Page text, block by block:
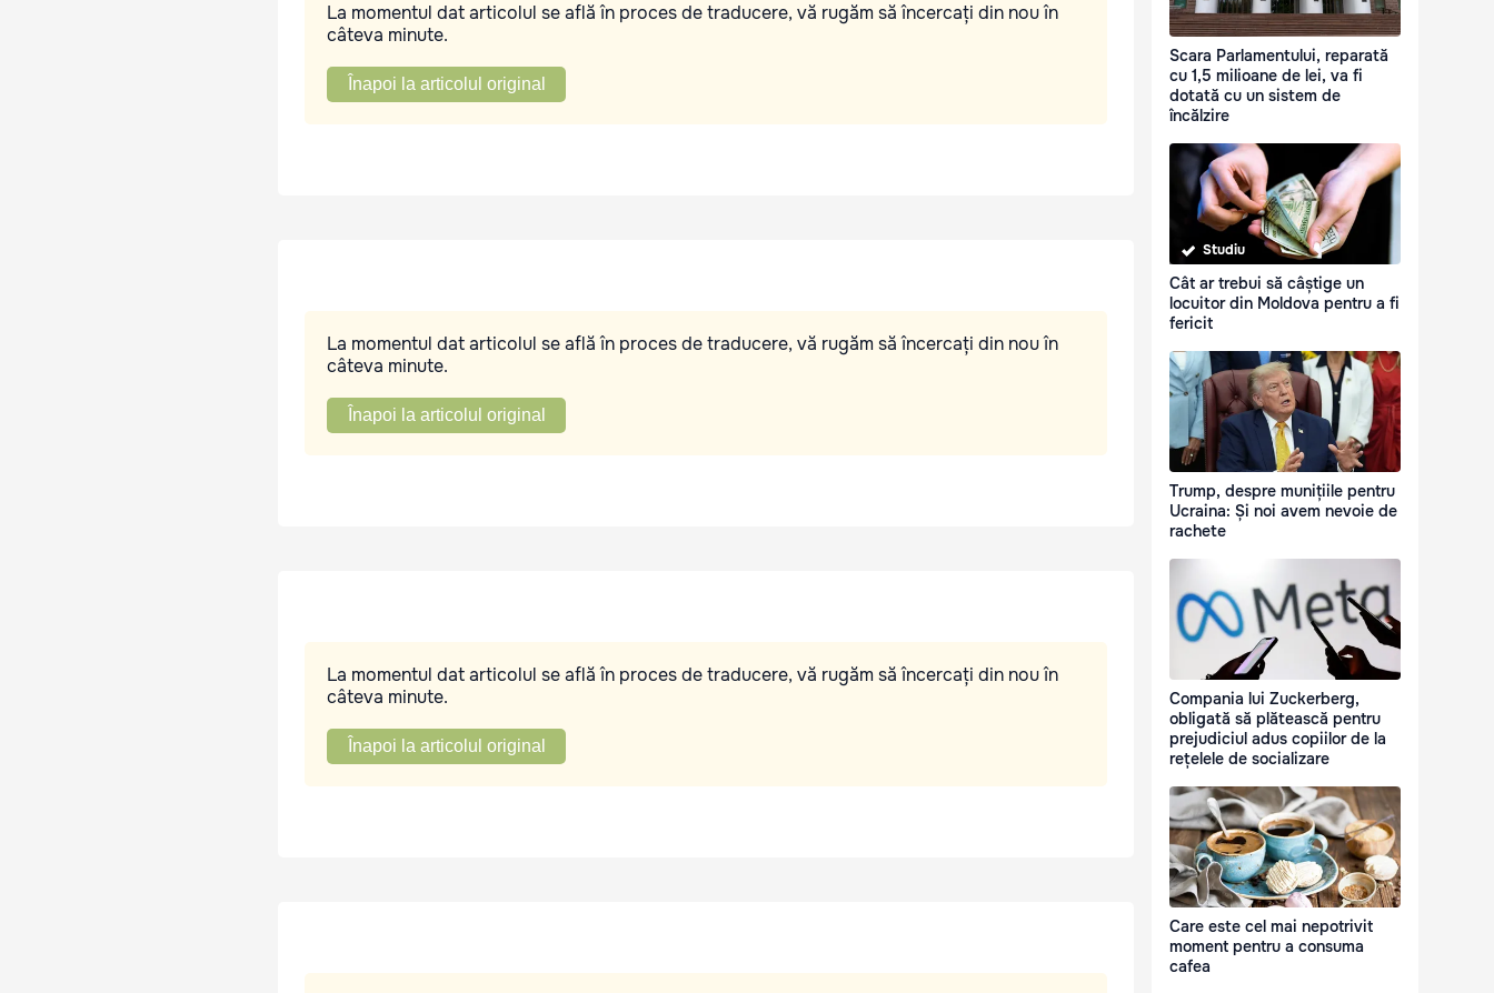
La momentul dat articolul se află în proces de traducere, vă rugăm să încercați din nou în
câteva minute.
Înapoi la articolul original
La momentul dat articolul se află în proces de traducere, vă rugăm să încercați din nou în
câteva minute.
Înapoi la articolul original
La momentul dat articolul se află în proces de traducere, vă rugăm să încercați din nou în
câteva minute.
Înapoi la articolul original
Scara Parlamentului, reparată
cu 1,5 milioane de lei, va fi
dotată cu un sistem de
încălzire
Studiu
Cât ar trebui să câștige un
locuitor din Moldova pentru a fi
fericit
Trump, despre munițiile pentru
Ucraina: Și noi avem nevoie de
rachete
Compania lui Zuckerberg,
obligată să plătească pentru
prejudiciul adus copiilor de la
rețelele de socializare
Care este cel mai nepotrivit
moment pentru a consuma
cafea